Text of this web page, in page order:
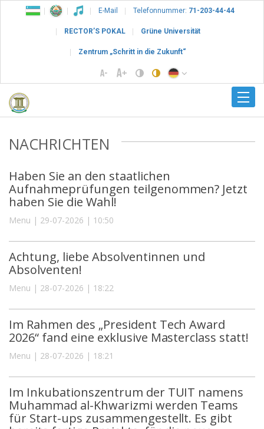
E-Mail Telefonnummer: 71-203-44-44
RECTOR’S POKAL Grüne Universität
Zentrum „Schritt in die Zukunft“
NACHRICHTEN
Haben Sie an den staatlichen
Aufnahmeprüfungen teilgenommen? Jetzt
haben Sie die Wahl!
Menu | 29-07-2026 | 10:50
Achtung, liebe Absolventinnen und
Absolventen!
Menu | 28-07-2026 | 18:22
Im Rahmen des „President Tech Award
2026“ fand eine exklusive Masterclass statt!
Menu | 28-07-2026 | 18:21
Im Inkubationszentrum der TUIT namens
Muhammad al-Khwarizmi werden Teams
für Start-ups zusammengestellt. Es gibt